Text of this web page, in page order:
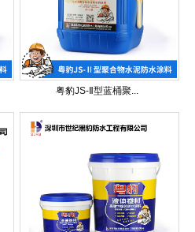
粤豹JS-Ⅱ型蓝桶聚...